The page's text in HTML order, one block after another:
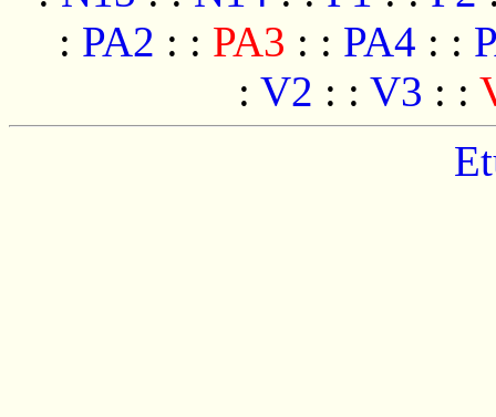
: PA2 : : PA3 : : PA4 : :
: V2 : : V3 : :